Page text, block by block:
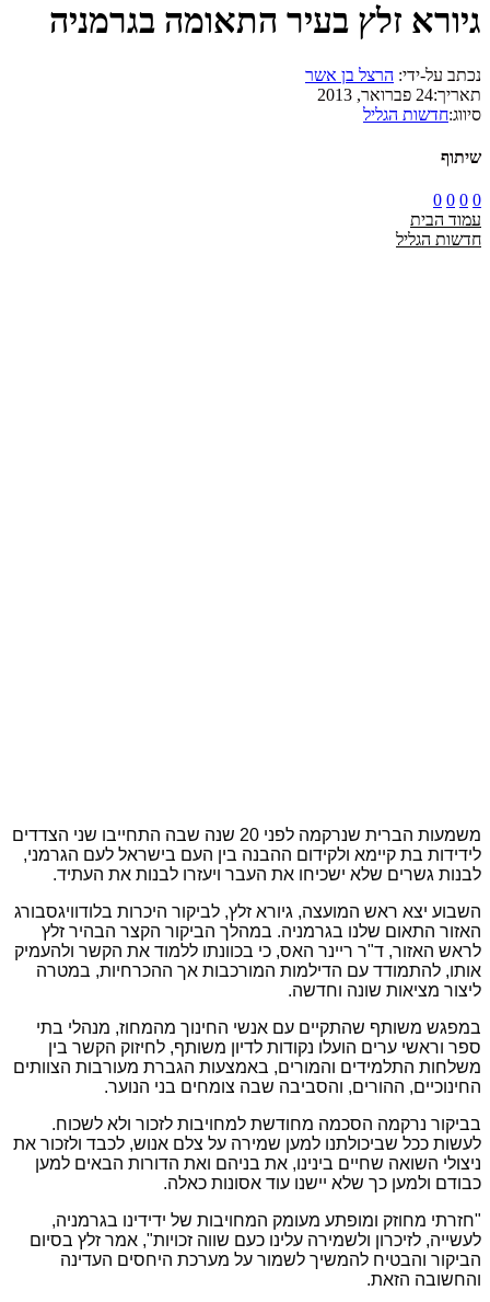
גיורא זלץ בעיר התאומה בגרמניה
נכתב על-ידי: הרצל בן אשר
תאריך:24 פברואר, 2013
סיווג:חדשות הגליל
שיתוף
0
0
0
0
עמוד הבית
חדשות הגליל
משמעות הברית שנרקמה לפני 20 שנה שבה התחייבו שני הצדדים
לידידות בת קיימא ולקידום ההבנה בין העם בישראל לעם הגרמני,
לבנות גשרים שלא ישכיחו את העבר ויעזרו לבנות את העתיד.
השבוע יצא ראש המועצה, גיורא זלץ, לביקור היכרות בלודוויגסבורג
האזור התאום שלנו בגרמניה. במהלך הביקור הקצר הבהיר זלץ
לראש האזור, ד"ר ריינר האס, כי בכוונתו ללמוד את הקשר ולהעמיק
אותו, להתמודד עם הדילמות המורכבות אך ההכרחיות, במטרה
ליצור מציאות שונה וחדשה.
במפגש משותף שהתקיים עם אנשי החינוך מהמחוז, מנהלי בתי
ספר וראשי ערים הועלו נקודות לדיון משותף, לחיזוק הקשר בין
משלחות התלמידים והמורים, באמצעות הגברת מעורבות הצוותים
החינוכיים, ההורים, והסביבה שבה צומחים בני הנוער.
בביקור נרקמה הסכמה מחודשת למחויבות לזכור ולא לשכוח.
לעשות ככל שביכולתנו למען שמירה על צלם אנוש, לכבד ולזכור את
ניצולי השואה שחיים בינינו, את בניהם ואת הדורות הבאים למען
כבודם ולמען כך שלא יישנו עוד אסונות כאלה.
"חזרתי מחוזק ומופתע מעומק המחויבות של ידידינו בגרמניה,
לעשייה, לזיכרון ולשמירה עלינו כעם שווה זכויות", אמר זלץ בסיום
הביקור והבטיח להמשיך לשמור על מערכת היחסים העדינה
והחשובה הזאת.